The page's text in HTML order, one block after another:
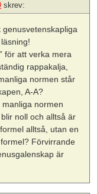
skrev:
för att verka mera
rappakalja,
normen står
A-A?
normen
noll och alltså är
alltså, utan en
Förvirrande
är